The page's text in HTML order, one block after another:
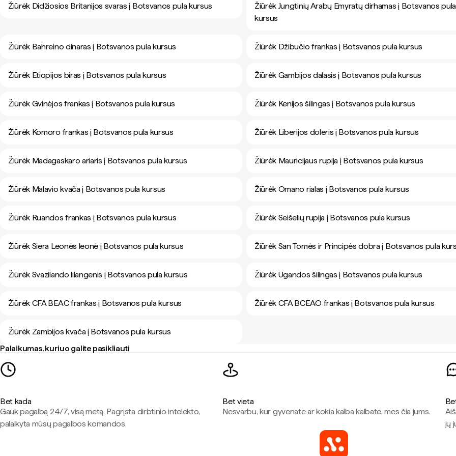
Žiūrėk Didžiosios Britanijos svaras į Botsvanos pula kursus
Žiūrėk Jungtinių Arabų Emyratų dirhamas į Botsvanos pula
kursus
Žiūrėk Bahreino dinaras į Botsvanos pula kursus Žiūrėk Džibučio frankas į Botsvanos pula kursus
Žiūrėk Etiopijos biras į Botsvanos pula kursus Žiūrėk Gambijos dalasis į Botsvanos pula kursus
Žiūrėk Gvinėjos frankas į Botsvanos pula kursus Žiūrėk Kenijos šilingas į Botsvanos pula kursus
Žiūrėk Komoro frankas į Botsvanos pula kursus Žiūrėk Liberijos doleris į Botsvanos pula kursus
Žiūrėk Madagaskaro ariaris į Botsvanos pula kursus Žiūrėk Mauricijaus rupija į Botsvanos pula kursus
Žiūrėk Malavio kvača į Botsvanos pula kursus Žiūrėk Omano rialas į Botsvanos pula kursus
Žiūrėk Ruandos frankas į Botsvanos pula kursus Žiūrėk Seišelių rupija į Botsvanos pula kursus
Žiūrėk Siera Leonės leonė į Botsvanos pula kursus Žiūrėk San Tomės ir Principės dobra į Botsvanos pula
Žiūrėk Svazilando lilangenis į Botsvanos pula kursus Žiūrėk Ugandos šilingas į Botsvanos pula kursus
Žiūrėk CFA BEAC frankas į Botsvanos pula kursus Žiūrėk CFA BCEAO frankas į Botsvanos pula kursus
Žiūrėk Zambijos kvača į Botsvanos pula kursus
Palaikumas, kuriuo galite pasikliauti
Bet kada
Gauk pagalbą 24/7, visą metą. Pagrįsta dirbtinio intelekto,
palaikyta mūsų pagalbos komandos.
Bet vieta
Nesvarbu, kur gyvenate ar kokia kalba kalbate, mes čia jums.
jų